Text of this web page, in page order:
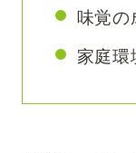
味覚の
家庭環